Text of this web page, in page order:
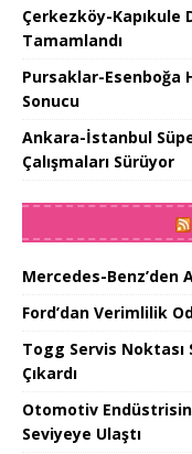
Çerkezköy-Kapıkule
Tamamlandı
Pursaklar-Esenboğa
Sonucu
Ankara-İstanbul
Çalışmaları Sürüyor
Mercedes-Benz’den
Ford’dan Verimlilik
Togg Servis Noktası
Çıkardı
Otomotiv
Seviyeye Ulaştı